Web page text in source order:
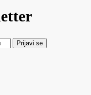
Prijavi se